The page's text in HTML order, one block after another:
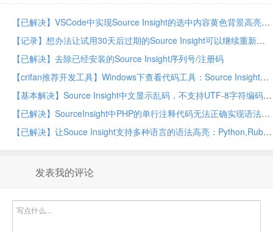
【已解决】VSCode中实现Source Insight的选中内容黄色背景高亮显示
【记录】想办法让试用30天后过期的Source Insight可以继续重新开始有30天的试用
【已解决】去除已经安装的Source Insight序列号/注册码
【crifan推荐开发工具】Windows下查看代码工具：Source Insight
【基本解决】Source Insight中文显示乱码，不支持UTF-8字符编码
【已解决】SourceInsight中PHP的单行注释代码无法正确实现语法高亮
【已解决】让Souce Insight支持多种语言的语法高亮：Python,Ruby,ARM汇编,windows脚本文件（bat/batch），PPC，SQL，TCL，Delphi等
发表我的评论